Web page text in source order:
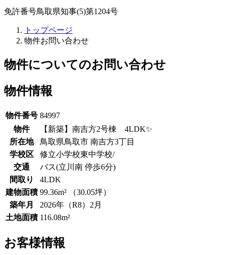
免許番号鳥取県知事(5)第1204号
トップページ
物件お問い合わせ
物件についてのお問い合わせ
物件情報
物件番号 84997
物件
【新築】南吉方2号棟 4LDK✨
所在地
鳥取県鳥取市 南吉方3丁目
学校区
修立小学校東中学校/
交通
バス(立川南 停歩6分)
間取り
4LDK
建物面積 99.36m² （30.05坪）
築年月
2026年（R8）2月
土地面積 116.08m²
お客様情報